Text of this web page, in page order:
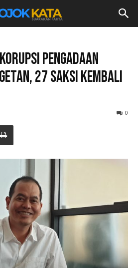
Pengadaan
27 Saksi Kembali
0